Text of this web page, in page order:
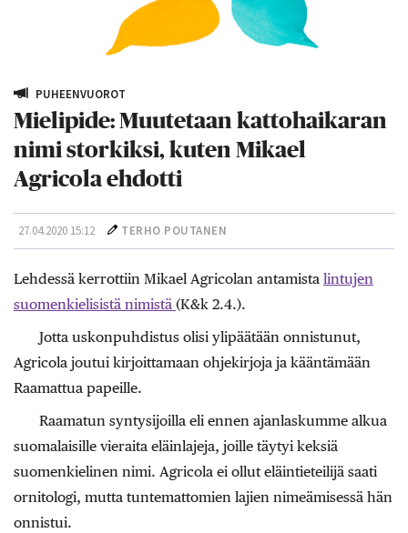
PUHEENVUOROT
Mielipide: Muutetaan kattohaikaran
nimi storkiksi, kuten Mikael
Agricola ehdotti
27.04.2020 15:12 TERHO POUTANEN
Lehdessä kerrottiin Mikael Agricolan antamista lintujen
suomenkielisistä nimistä (K&k 2.4.).
Jotta uskonpuhdistus olisi ylipäätään onnistunut,
Agricola joutui kirjoittamaan ohjekirjoja ja kääntämään
Raamattua papeille.
Raamatun syntysijoilla eli ennen ajanlaskumme alkua
suomalaisille vieraita eläinlajeja, joille täytyi keksiä
suomenkielinen nimi. Agricola ei ollut eläintieteilijä saati
ornitologi, mutta tuntemattomien lajien nimeämisessä hän
onnistui.